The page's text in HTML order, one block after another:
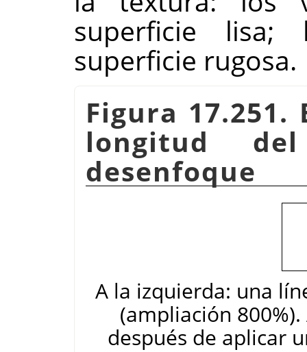
superficie
superficie rugosa.
Figura
longitud
desenfoque
A la izquierda: una
(ampliación
después de aplicar